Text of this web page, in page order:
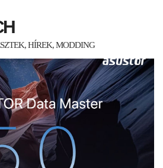
HÍREK, MODDING